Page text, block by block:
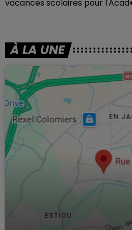
vacances scolaires pour
À LA UNE